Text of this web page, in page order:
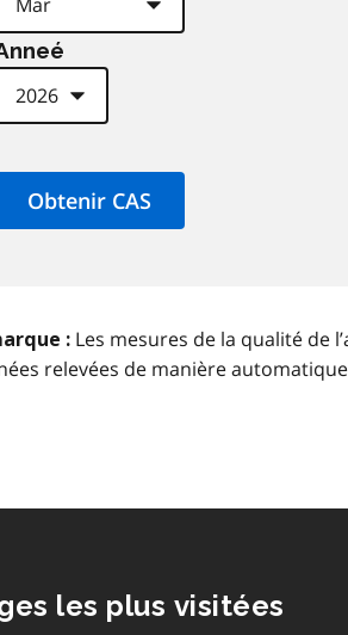
: Les mesures de la qualité de
relevées de manière
les plus visitées